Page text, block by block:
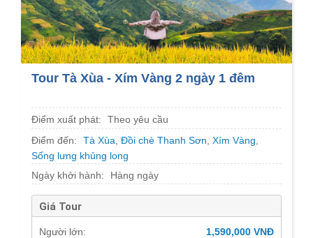
Tour Tà Xùa - Xím Vàng 2 ngày 1 đêm
Điểm xuất phát:
Theo yêu cầu
Điểm đến:
Tà Xùa Đồi chè Thanh Sơn Xím Vàng
Sống lưng khủng long
Ngày khởi hành:
Hàng ngày
Giá Tour
Người lớn:
1,590,000 VNĐ